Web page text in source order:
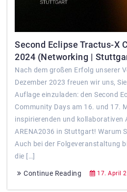
Second Eclipse Tractus-X
2024 (Networking |
Nach dem großen Erfolg unserer
Dezember 2023 freuen wir uns,
Auflage einzuladen: den Second
Community Days am 16. und 17.
inspirierenden und kollaborativen
ARENA2036 in Stuttgart! Warum
Auch bei der Folgeveranstaltung
die […]
Continue Reading 17. April